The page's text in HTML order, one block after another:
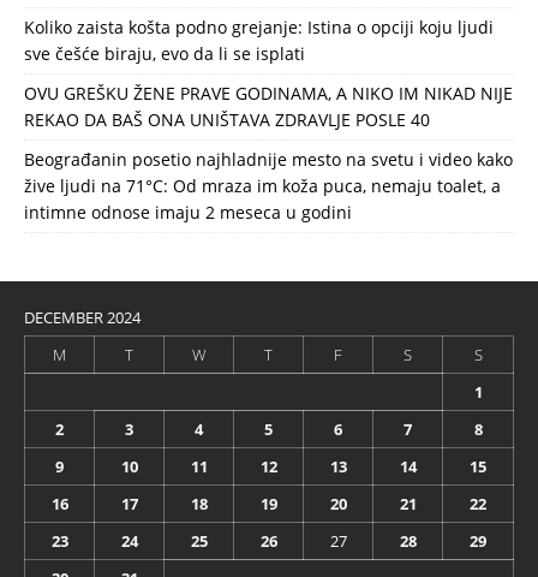
Koliko zaista košta podno grejanje: Istina o opciji koju ljudi
sve češće biraju, evo da li se isplati
OVU GREŠKU ŽENE PRAVE GODINAMA, A NIKO IM NIKAD NIJE
REKAO DA BAŠ ONA UNIŠTAVA ZDRAVLJE POSLE 40
Beograđanin posetio najhladnije mesto na svetu i video kako
žive ljudi na 71°C: Od mraza im koža puca, nemaju toalet, a
intimne odnose imaju 2 meseca u godini
DECEMBER 2024
M
T W T F S
S
1
2
3 4 5 6 7
8
9
10 11 12 13 14
15
16
17 18 19 20 21
22
23
24 25 26 27 28
29